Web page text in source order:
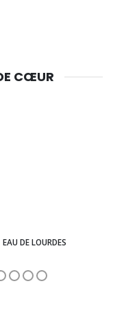
CŒUR
EAU DE LOURDES